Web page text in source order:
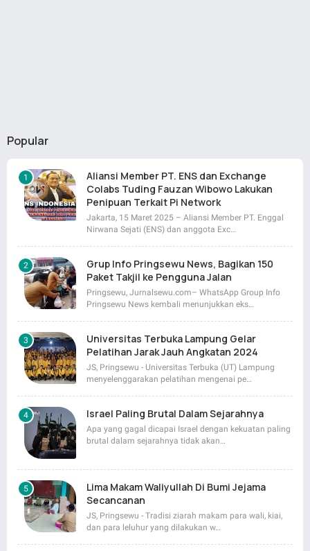
Popular
Aliansi Member PT. ENS dan Exchange
Colabs Tuding Fauzan Wibowo Lakukan
Penipuan Terkait Pi Network
Jakarta, 15 Maret 2025 – Aliansi Member PT. Enggal
Nirwana Sejati (ENS) dan anggota Exc…
Grup Info Pringsewu News, Bagikan 150
Paket Takjil ke Pengguna Jalan
Pringsewu, Jurnalsewu.com– WhatsApp Group Info
Pringsewu News kembali menunjukkan eks…
Universitas Terbuka Lampung Gelar
Pelatihan Jarak Jauh Angkatan 2024
JS, Pringsewu - Universitas Terbuka (UT) Lampung
menyelenggarakan pelatihan mengenai pe…
Israel Paling Brutal Dalam Sejarahnya
Apa yang gagal dicapai Israel dengan kekuatan paling
brutal dalam sejarahnya tidak akan…
Lima Makam Waliyullah Di Bumi Jejama
Secancanan
JS, Pringsewu - Tradisi ziarah makam para wali, kiai,
dan para leluhur yang dilakukan w…